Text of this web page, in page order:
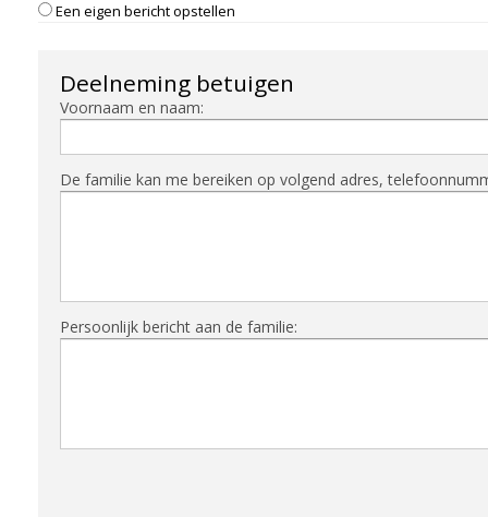
Een eigen bericht opstellen
Deelneming betuigen
Voornaam en naam:
De familie kan me bereiken op volgend adres,
Persoonlijk bericht aan de familie: